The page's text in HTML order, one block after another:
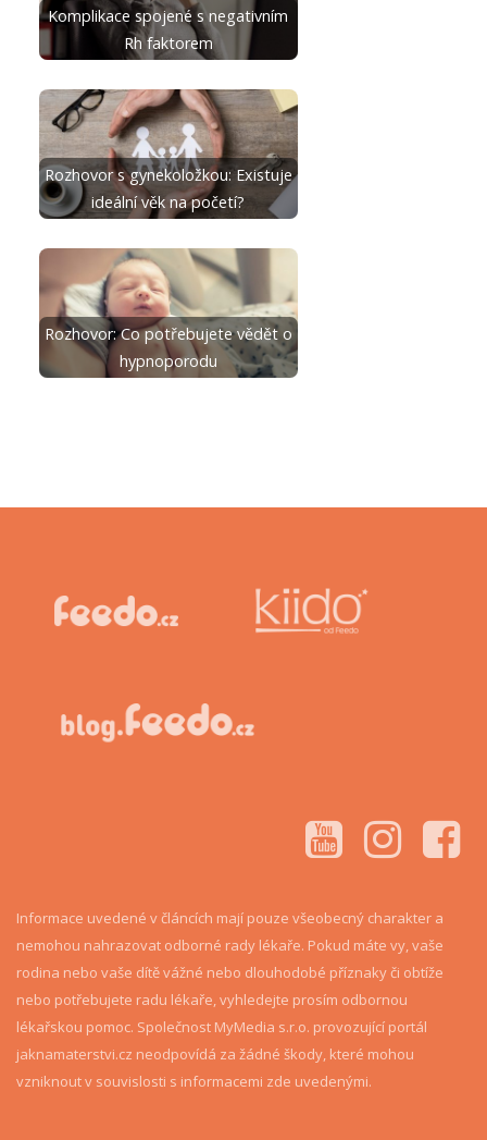
Komplikace spojené s negativním
Rh faktorem
Rozhovor s gynekoložkou: Existuje
ideální věk na početí?
Rozhovor: Co potřebujete vědět o
hypnoporodu
Informace uvedené v článcích mají pouze všeobecný charakter a
nemohou nahrazovat odborné rady lékaře. Pokud máte vy, vaše
rodina nebo vaše dítě vážné nebo dlouhodobé příznaky či obtíže
nebo potřebujete radu lékaře, vyhledejte prosím odbornou
lékařskou pomoc. Společnost MyMedia s.r.o. provozující portál
jaknamaterstvi.cz neodpovídá za žádné škody, které mohou
vzniknout v souvislosti s informacemi zde uvedenými.